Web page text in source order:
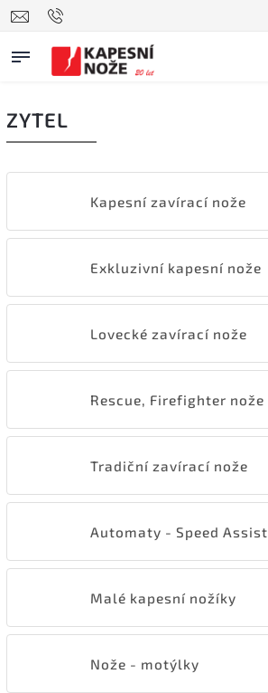
ZYTEL
Kapesní zavírací nože
Exkluzivní kapesní nože
Lovecké zavírací nože
Rescue, Firefighter nože
Tradiční zavírací nože
Automaty - Speed Assist
Malé kapesní nožíky
Nože - motýlky